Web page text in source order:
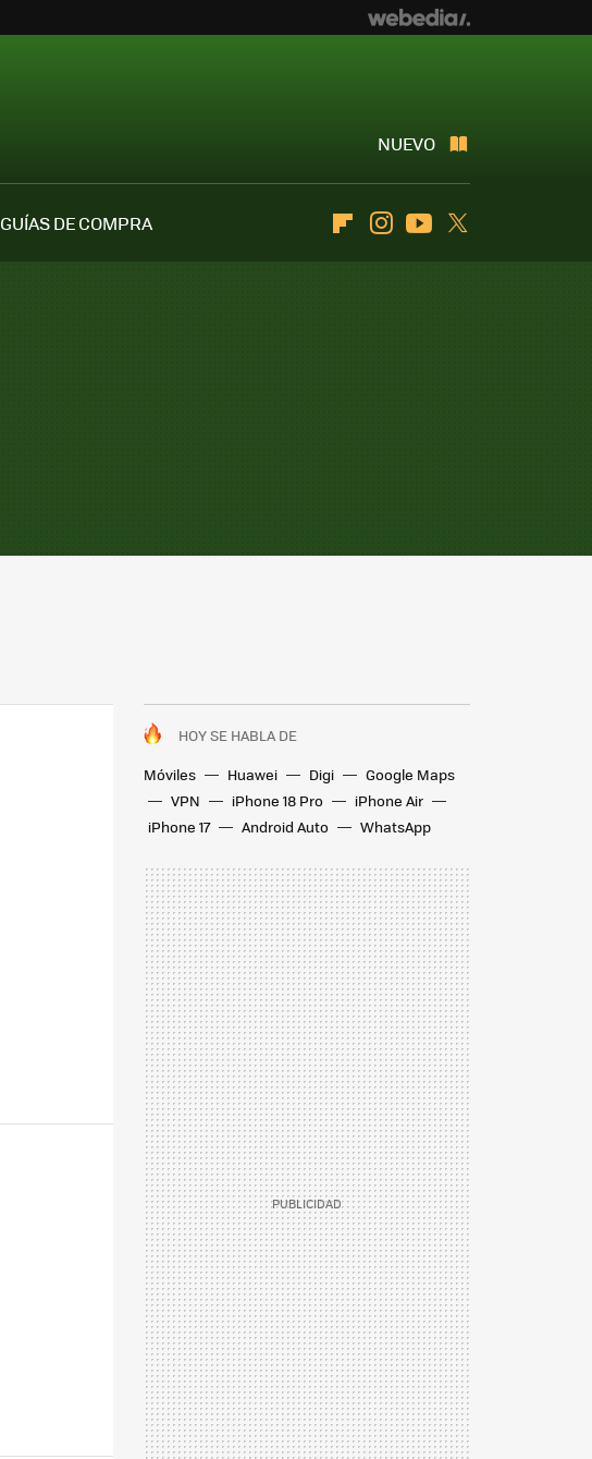
NUEVO
GUÍAS DE COMPRA
FlipboardInstagramYoutube
HOY SE HABLA DE
Móviles
Huawei Digi
Google Maps
VPN
iPhone 18 Pro
iPhone Air
iPhone 17
Android Auto WhatsApp